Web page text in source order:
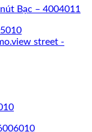
Bạc – 4004011